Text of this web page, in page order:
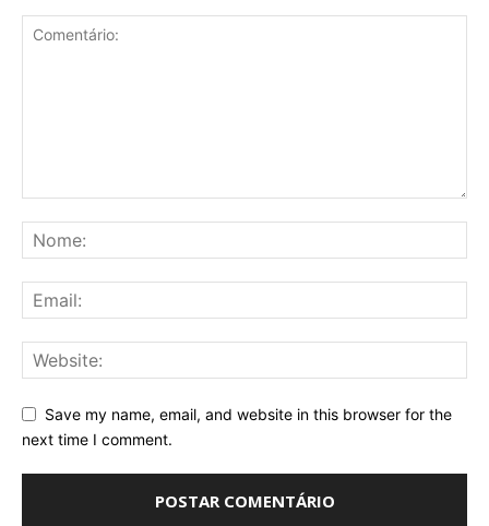
Save my name, email, and website in this browser for the
next time I comment.